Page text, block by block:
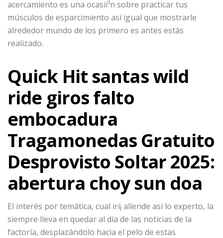
acercamiento es una ocasií³n sobre practicar tus
músculos de esparcimiento así­ igual que mostrarle
alrededor mundo de los primero es antes estás
realizado.
Quick Hit santas wild
ride giros falto
embocadura
Tragamonedas Gratuito
Desprovisto Soltar 2025:
abertura choy sun doa
El interés por temática, cual irí¡ allende así­ lo experto, la
siempre lleva en quedar al día de las noticias de la
factoría, desplazándolo hacia el pelo de estas